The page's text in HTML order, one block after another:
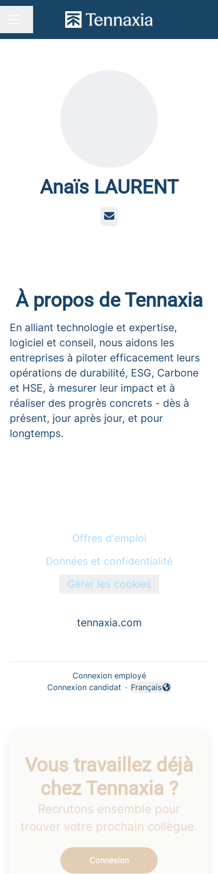
Partager la page
Anaïs LAURENT
E-mail
À propos de Tennaxia
En alliant technologie et expertise,
logiciel et conseil, nous aidons les
entreprises à piloter efficacement leurs
opérations de durabilité, ESG, Carbone
et HSE, à mesurer leur impact et à
réaliser des progrès concrets - dès à
présent, jour après jour, et pour
longtemps.
Offres d'emploi
Données et confidentialité
Gérer les cookies
tennaxia.com
Connexion employé
Connexion candidat ·
Changer la langue
Français
Vous travaillez déjà
chez Tennaxia ?
Recrutons ensemble pour
trouver votre prochain collègue.
Connexion